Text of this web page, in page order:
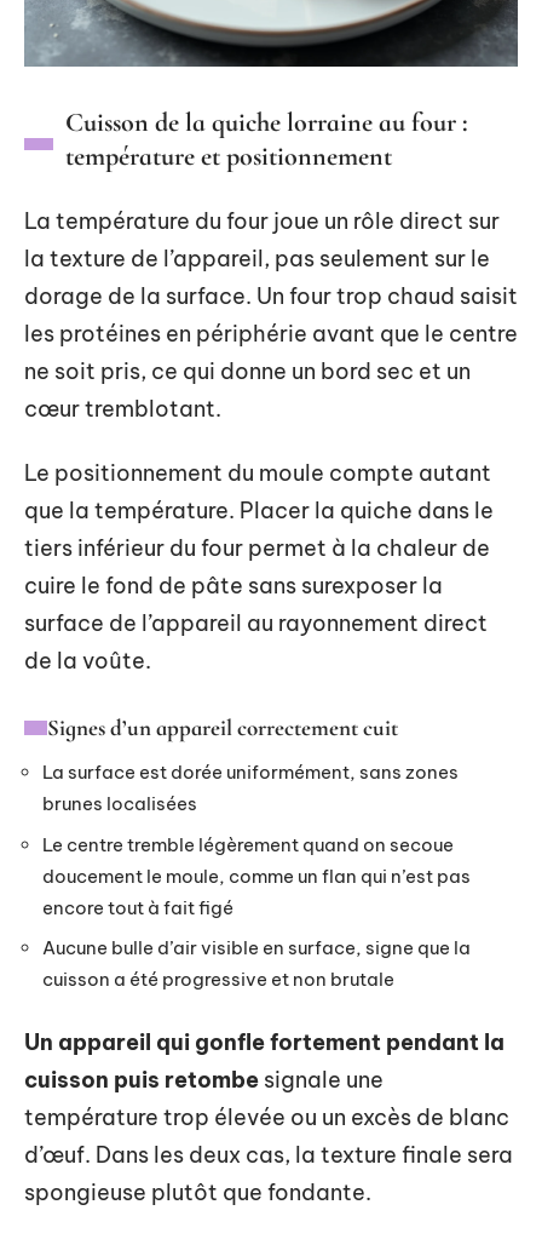
Cuisson de la quiche lorraine au four :
température et positionnement
La température du four joue un rôle direct sur
la texture de l’appareil, pas seulement sur le
dorage de la surface. Un four trop chaud saisit
les protéines en périphérie avant que le centre
ne soit pris, ce qui donne un bord sec et un
cœur tremblotant.
Le positionnement du moule compte autant
que la température. Placer la quiche dans le
tiers inférieur du four permet à la chaleur de
cuire le fond de pâte sans surexposer la
surface de l’appareil au rayonnement direct
de la voûte.
Signes d’un appareil correctement cuit
La surface est dorée uniformément, sans zones
brunes localisées
Le centre tremble légèrement quand on secoue
doucement le moule, comme un flan qui n’est pas
encore tout à fait figé
Aucune bulle d’air visible en surface, signe que la
cuisson a été progressive et non brutale
Un appareil qui gonfle fortement pendant la
cuisson puis retombe signale une
température trop élevée ou un excès de blanc
d’œuf. Dans les deux cas, la texture finale sera
spongieuse plutôt que fondante.